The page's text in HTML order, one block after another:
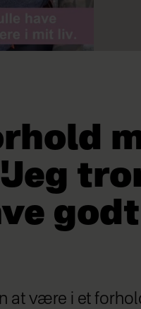
at være i et